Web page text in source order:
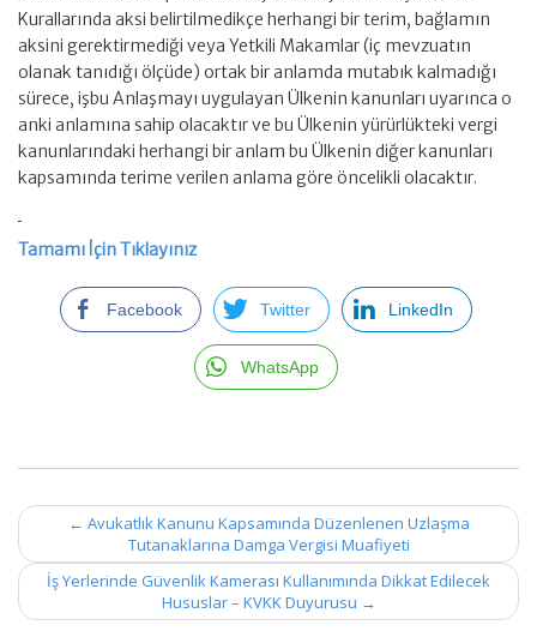
Kurallarında aksi belirtilmedikçe herhangi bir terim, bağlamın
aksini gerektirmediği veya Yetkili Makamlar (iç mevzuatın
olanak tanıdığı ölçüde) ortak bir anlamda mutabık kalmadığı
sürece, işbu Anlaşmayı uygulayan Ülkenin kanunları uyarınca o
anki anlamına sahip olacaktır ve bu Ülkenin yürürlükteki vergi
kanunlarındaki herhangi bir anlam bu Ülkenin diğer kanunları
kapsamında terime verilen anlama göre öncelikli olacaktır.
Tamamı İçin Tıklayınız
Facebook Twitter LinkedIn
WhatsApp
Post
navigation
← Avukatlık Kanunu Kapsamında Düzenlenen Uzlaşma
Tutanaklarına Damga Vergisi Muafiyeti
İş Yerlerinde Güvenlik Kamerası Kullanımında Dikkat Edilecek
Hususlar – KVKK Duyurusu →